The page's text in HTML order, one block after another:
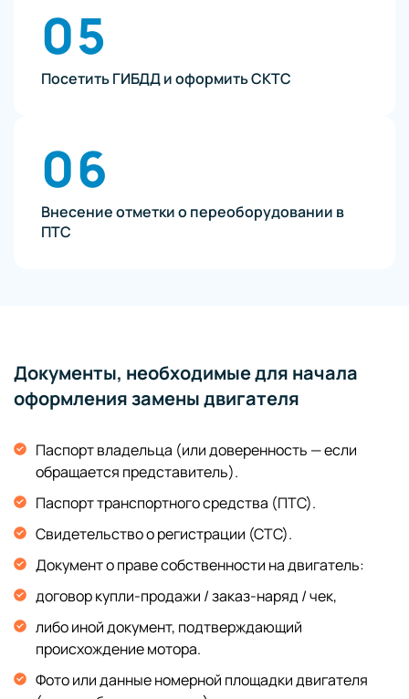
05
Посетить ГИБДД и оформить СКТС
06
Внесение отметки о переоборудовании в
ПТС
Документы, необходимые для начала
оформления замены двигателя
Паспорт владельца (или доверенность — если
обращается представитель).
Паспорт транспортного средства (ПТС).
Свидетельство о регистрации (СТС).
Документ о праве собственности на двигатель:
договор купли-продажи / заказ-наряд / чек,
либо иной документ, подтверждающий
происхождение мотора.
Фото или данные номерной площадки двигателя